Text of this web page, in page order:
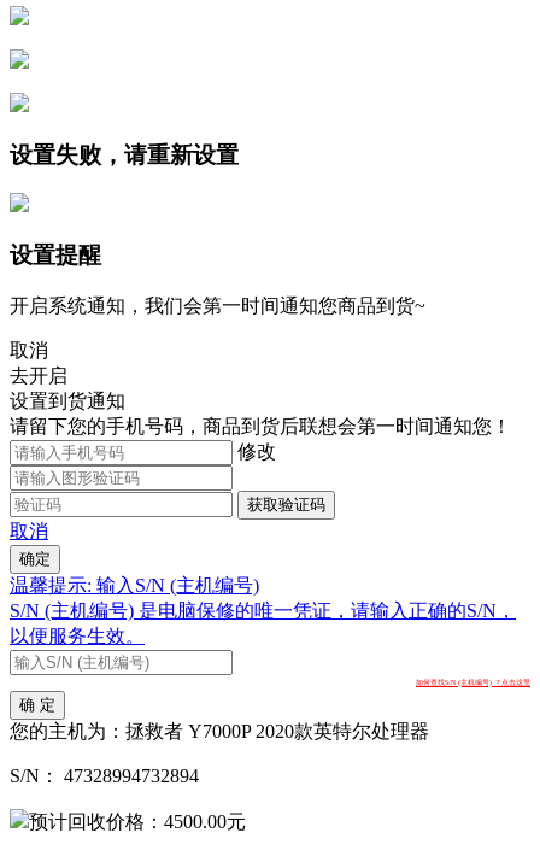
设置失败，请重新设置
设置提醒
开启系统通知，我们会第一时间通知您商品到货~
取消
去开启
设置到货通知
请留下您的手机号码，商品到货后联想会第一时间通知您！
修改
获取验证码
取消
确定
温馨提示: 输入S/N (主机编号)
S/N (主机编号) 是电脑保修的唯一凭证，请输入正确的S/N，
以便服务生效。
如何查找S/N (主机编号) ？点击这里
确 定
您的主机为： 拯救者 Y7000P 2020款英特尔处理器
S/N： 47328994732894
预计回收价格： 4500.00元